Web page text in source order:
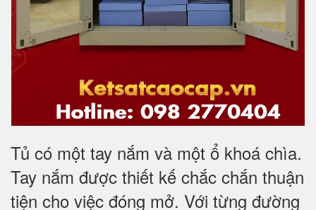
Tủ có một tay nắm và một ổ khoá chìa.
Tay nắm được thiết kế chắc chắn thuận
tiện cho việc đóng mở. Với từng đường